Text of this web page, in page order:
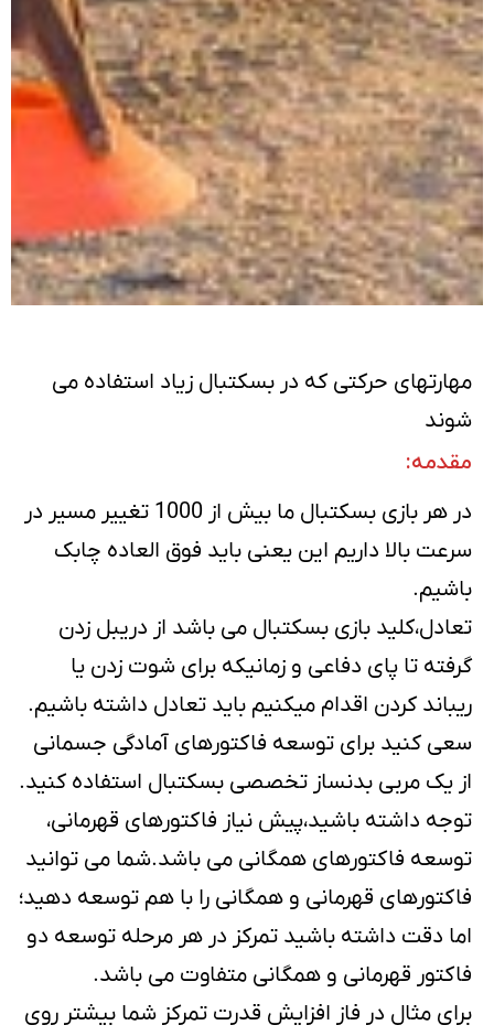
مهارتهای حرکتی که در بسکتبال زیاد استفاده می
شوند
مقدمه:
در هر بازی بسکتبال ما بیش از 1000 تغییر مسیر در
سرعت بالا داریم این یعنی باید فوق العاده چابک
باشیم.
تعادل،کلید بازی بسکتبال می باشد از دریبل زدن
گرفته تا پای دفاعی و زمانیکه برای شوت زدن یا
ریباند کردن اقدام میکنیم باید تعادل داشته باشیم.
سعی کنید برای توسعه فاکتورهای آمادگی جسمانی
از یک مربی بدنساز تخصصی بسکتبال استفاده کنید.
توجه داشته باشید،پیش نیاز فاکتورهای قهرمانی،
توسعه فاکتورهای همگانی می باشد.شما می توانید
فاکتورهای قهرمانی و همگانی را با هم توسعه دهید؛
اما دقت داشته باشید تمرکز در هر مرحله توسعه دو
فاکتور قهرمانی و همگانی متفاوت می باشد.
برای مثال در فاز افزایش قدرت تمرکز شما بیشتر روی